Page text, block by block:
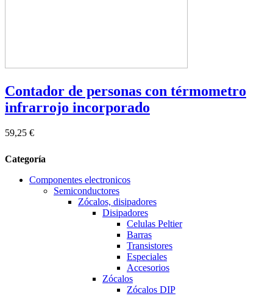
Contador de personas con térmometro
infrarrojo incorporado
59,25 €
Categoría
Componentes electronicos
Semiconductores
Zócalos, disipadores
Disipadores
Celulas Peltier
Barras
Transistores
Especiales
Accesorios
Zócalos
Zócalos DIP